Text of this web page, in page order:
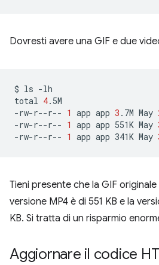
Dovresti avere una GIF e due
$ ls -lh
total 4.5M
-rw-r--r-- 1 app app 3 .7M May
-rw-r--r-- 1 app app 551K May
-rw-r--r-- 1 app app 341K May
Tieni presente che la GIF
versione MP4 è di 551 KB e la
KB. Si tratta di un risparmio
Aggiornare il codice